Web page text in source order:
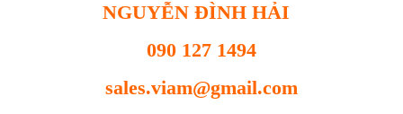
NGUYỄN ĐÌNH HẢI
090 127 1494
sales.viam@gmail.com